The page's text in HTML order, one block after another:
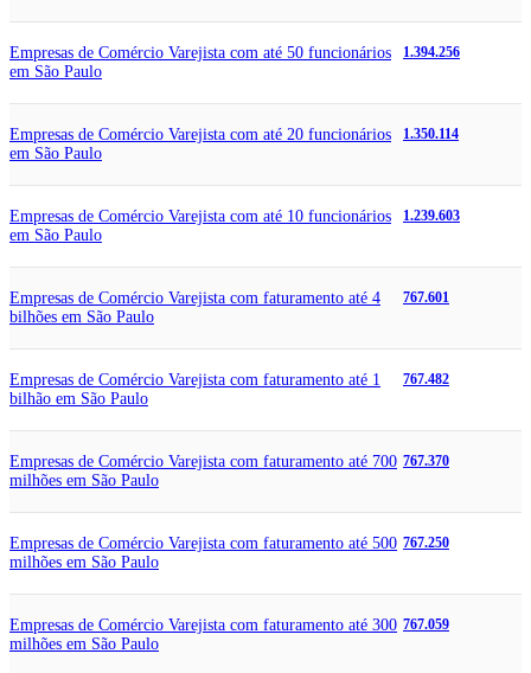
Empresas de Comércio Varejista com até 50 funcionários
em São Paulo
1.394.256
Empresas de Comércio Varejista com até 20 funcionários
em São Paulo
1.350.114
Empresas de Comércio Varejista com até 10 funcionários
em São Paulo
1.239.603
Empresas de Comércio Varejista com faturamento até 4
bilhões em São Paulo
767.601
Empresas de Comércio Varejista com faturamento até 1
bilhão em São Paulo
767.482
Empresas de Comércio Varejista com faturamento até 700
milhões em São Paulo
767.370
Empresas de Comércio Varejista com faturamento até 500
milhões em São Paulo
767.250
Empresas de Comércio Varejista com faturamento até 300
milhões em São Paulo
767.059